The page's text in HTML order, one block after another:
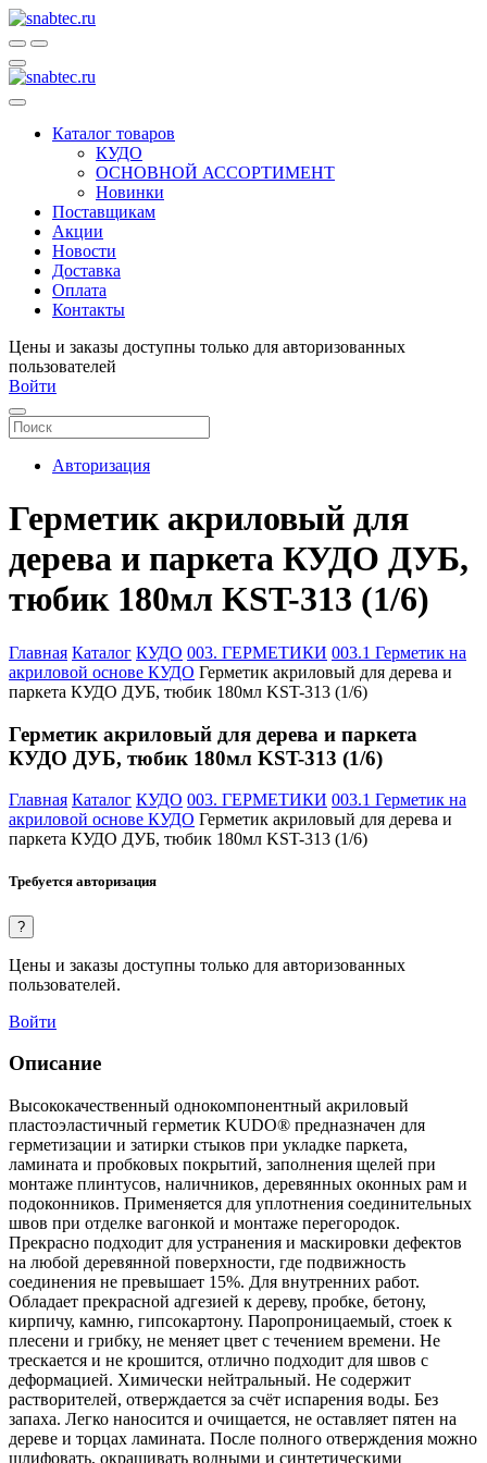
Каталог товаров
КУДО
ОСНОВНОЙ АССОРТИМЕНТ
Новинки
Поставщикам
Акции
Новости
Доставка
Оплата
Контакты
Цены и заказы доступны только для авторизованных
пользователей
Войти
Авторизация
Герметик акриловый для
дерева и паркета КУДО ДУБ,
тюбик 180мл KST-313 (1/6)
Главная Каталог КУДО 003. ГЕРМЕТИКИ 003.1 Герметик на
акриловой основе КУДО Герметик акриловый для дерева и
паркета КУДО ДУБ, тюбик 180мл KST-313 (1/6)
Герметик акриловый для дерева и паркета
КУДО ДУБ, тюбик 180мл KST-313 (1/6)
Главная Каталог КУДО 003. ГЕРМЕТИКИ 003.1 Герметик на
акриловой основе КУДО Герметик акриловый для дерева и
паркета КУДО ДУБ, тюбик 180мл KST-313 (1/6)
Требуется авторизация
?
Цены и заказы доступны только для авторизованных
пользователей.
Войти
Описание
Высококачественный однокомпонентный акриловый
пластоэластичный герметик KUDO® предназначен для
герметизации и затирки стыков при укладке паркета,
ламината и пробковых покрытий, заполнения щелей при
монтаже плинтусов, наличников, деревянных оконных рам и
подоконников. Применяется для уплотнения соединительных
швов при отделке вагонкой и монтаже перегородок.
Прекрасно подходит для устранения и маскировки дефектов
на любой деревянной поверхности, где подвижность
соединения не превышает 15%. Для внутренних работ.
Обладает прекрасной адгезией к дереву, пробке, бетону,
кирпичу, камню, гипсокартону. Паропроницаемый, стоек к
плесени и грибку, не меняет цвет с течением времени. Не
трескается и не крошится, отлично подходит для швов с
деформацией. Химически нейтральный. Не содержит
растворителей, отверждается за счёт испарения воды. Без
запаха. Легко наносится и очищается, не оставляет пятен на
дереве и торцах ламината. После полного отверждения можно
шлифовать, окрашивать водными и синтетическими